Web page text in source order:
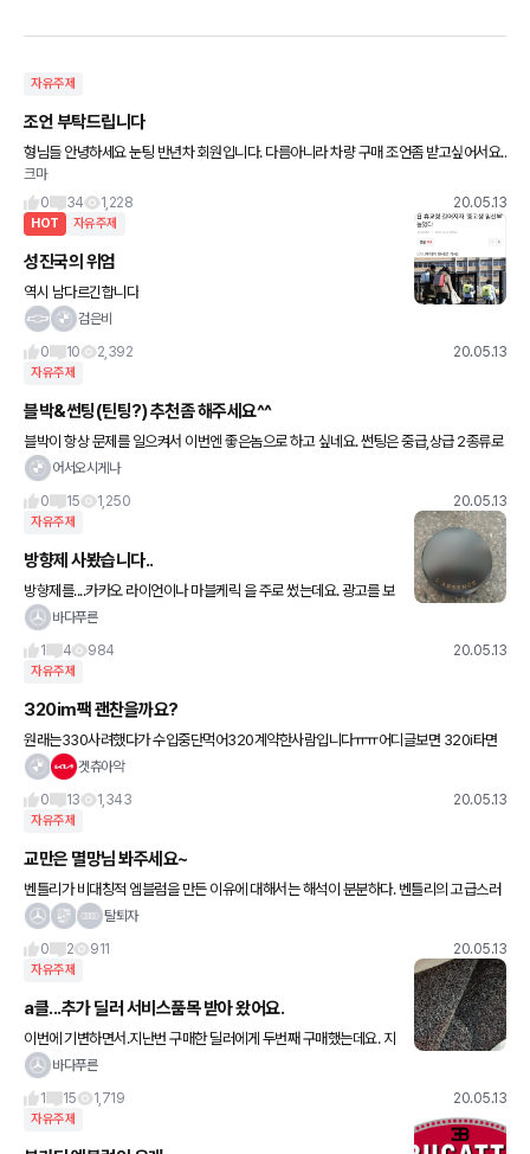
자유주제
조언 부탁드립니다
형님들 안녕하세요 눈팅 반년차 회원입니다. 다름아니라 차량 구매 조언좀 받고싶어서요..
첫차를 K3 5만km 중고로 구매해서 현재 4년째 10만km 쓰고있습니다. 나이는 29에 연
봉은 세전
크마
0
34 1,228 20.05.13
HOT 자유주제
성진국의 위엄
역시 남다르긴합니다
검은비
0
10 2,392 20.05.13
자유주제
블박&썬팅(틴팅?) 추천좀 해주세요^^
블박이 항상 문제를 일으켜서 이번엔 좋은놈으로 하고 싶네요. 썬팅은 중급,상급 2종류로
부탁드려요. 그리고 농도는 보통 몇퍼로들 하시나요? 평균의 농도로 하려구요. 추천해주
어서오시게나
0
15 1,250 20.05.13
자유주제
방향제 사봤습니다..
방향제를....카카오 라이언이나 마블케릭 을 주로 썼는데요. 광고를 보
다가 롭x 판매1위 라는 랍생x 향수를 방향제로 내놨다 해서 평소에
바다푸른
1
4 984 20.05.13
자유주제
320im팩 괜찬을까요?
원래는330사려했다가 수입중단먹어320계약한사람입니다ㅠㅠ어디글보면 320i타면
아반떼스포츠 한테따인다고 부들부들거리게 되있다고 그러더라구요..솔직히 저는320이
겟츄아악
0
13 1,343 20.05.13
자유주제
교만은 멸망님 봐주세요~
벤틀리가 비대칭적 엠블럼을 만든 이유에 대해서는 해석이 분분하다. 벤틀리의 고급스러
운 이미지를 지키고 불법복제를 막기위한 전략적 디자인이라는 분석에 가장 힘이 실린다.
탈퇴자
0
2 911 20.05.13
자유주제
a클...추가 딜러 서비스품목 받아 왔어요.
이번에 기변하면서.지난번 구매한 딜러에게 두번째 구매했는데요. 지
난번엔 르삼 영맨 선배가 껴 있어서 그 선배가 마진 다 넘겨받고 마진
바다푸른
1
15 1,719 20.05.13
자유주제